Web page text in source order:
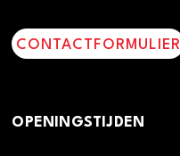
CONTACTFORMULIER
OPENINGSTIJDEN